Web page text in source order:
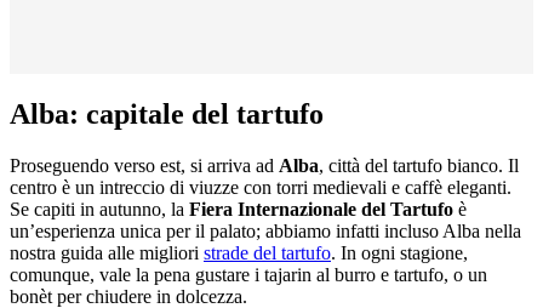
Alba: capitale del tartufo
Proseguendo verso est, si arriva ad Alba, città del tartufo bianco. Il
centro è un intreccio di viuzze con torri medievali e caffè eleganti.
Se capiti in autunno, la Fiera Internazionale del Tartufo è
un’esperienza unica per il palato; abbiamo infatti incluso Alba nella
nostra guida alle migliori strade del tartufo. In ogni stagione,
comunque, vale la pena gustare i tajarin al burro e tartufo, o un
bonèt per chiudere in dolcezza.